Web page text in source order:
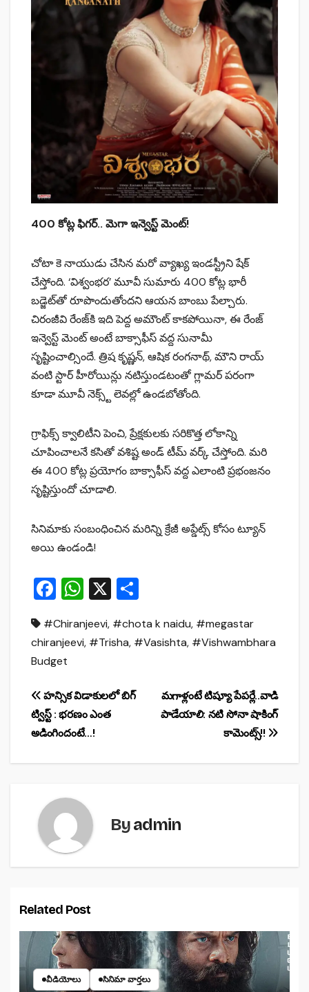
400 కోట్ల ఫిగర్.. మెగా ఇన్వెస్ట్ మెంట్!
చోటా కె నాయుడు చేసిన మరో వ్యాఖ్య ఇండస్ట్రీని షేక్
చేస్తోంది. ‘విశ్వంభర’ మూవీ సుమారు 400 కోట్ల భారీ
బడ్జెట్‌తో రూపొందుతోందని ఆయన బాంబు పేల్చారు.
చిరంజీవి రేంజ్‌కి ఇది పెద్ద అమౌంట్ కాకపోయినా, ఈ రేంజ్
ఇన్వెస్ట్ మెంట్ అంటే బాక్సాఫీస్ వద్ద సునామీ
సృష్టించాల్సిందే. త్రిష కృష్ణన్, ఆషిక రంగనాథ్, మౌని రాయ్
వంటి స్టార్ హీరోయిన్లు నటిస్తుండటంతో గ్లామర్ పరంగా
కూడా మూవీ నెక్స్ట్ లెవల్లో ఉండబోతోంది.
గ్రాఫిక్స్ క్వాలిటీని పెంచి, ప్రేక్షకులకు సరికొత్త లోకాన్ని
చూపించాలనే కసితో వశిష్ట అండ్ టీమ్ వర్క్ చేస్తోంది. మరి
ఈ 400 కోట్ల ప్రయోగం బాక్సాఫీస్ వద్ద ఎలాంటి ప్రభంజనం
సృష్టిస్తుందో చూడాలి.
సినిమాకు సంబంధించిన మరిన్ని క్రేజీ అప్డేట్స్ కోసం ట్యూన్
అయి ఉండండి!
F
c
e
o
o
k
W
at
s
p
p
X
ar
e
#Chiranjeevi, #chota k naidu, #megastar
chiranjeevi, #Trisha, #Vasishta, #Vishwambhara
Budget
Post
navigation
మగాళ్లంటే టిష్యూ పేపర్లే..వాడి
పాడేయాలి: నటి సోనా షాకింగ్
కామెంట్స్!!
హన్సిక విడాకులలో బిగ్
ట్విస్ట్ : భరణం ఎంత
అడింగిందంటే…!
Byadmin
Related Post
వీడియోలు సినిమా వార్తలు